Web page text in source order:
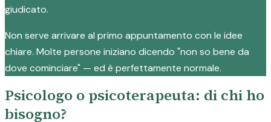
giudicato.
Non serve arrivare al primo appuntamento con le idee
chiare. Molte persone iniziano dicendo "non so bene da
dove cominciare" — ed è perfettamente normale.
Psicologo o psicoterapeuta: di chi ho
bisogno?